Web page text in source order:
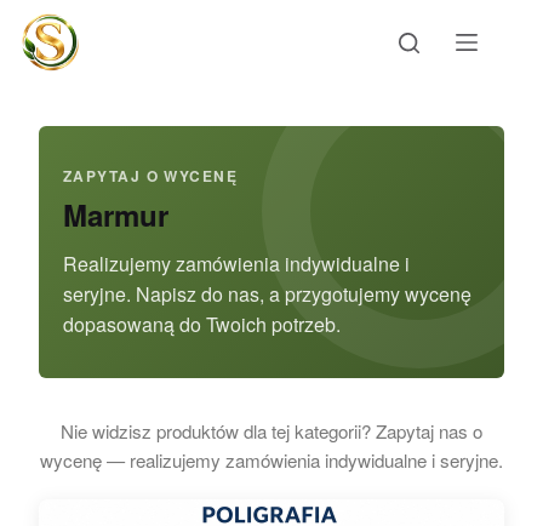
Przejdź
treści
ZAPYTAJ O WYCENĘ
Marmur
Realizujemy zamówienia indywidualne i
seryjne. Napisz do nas, a przygotujemy wycenę
dopasowaną do Twoich potrzeb.
Nie widzisz produktów dla tej kategorii? Zapytaj nas o
wycenę — realizujemy zamówienia indywidualne i seryjne.